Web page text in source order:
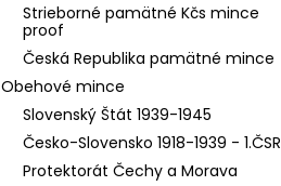
Strieborné pamätné Kčs mince
proof
Česká Republika pamätné mince
Obehové mince
Slovenský Štát 1939-1945
Česko-Slovensko 1918-1939 - 1.ČSR
Protektorát Čechy a Morava